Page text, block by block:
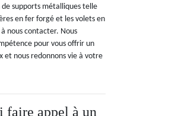
supports métalliques telle
en fer forgé et les volets en
nous contacter. Nous
pour vous offrir un
et nous redonnons vie à votre
faire appel à un